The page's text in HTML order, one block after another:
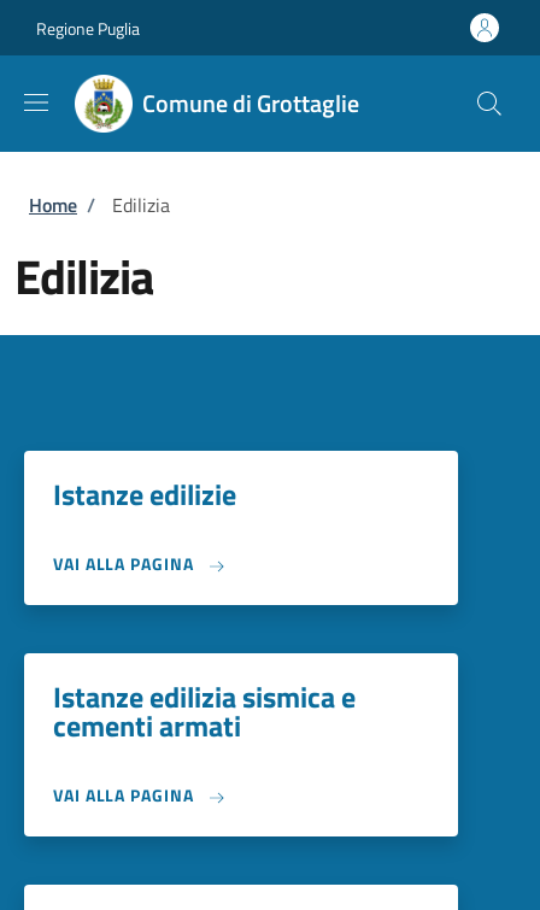
Regione Puglia
Comune di Grottaglie
Briciole di pane
Home / Edilizia
Edilizia
Istanze edilizie
VAI ALLA PAGINA
Istanze edilizia sismica e
cementi armati
VAI ALLA PAGINA